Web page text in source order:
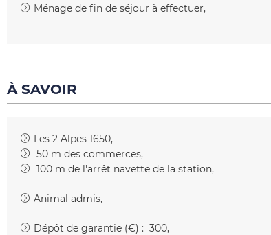
Ménage de fin de séjour à effectuer
À SAVOIR
Les 2 Alpes 1650
50 m des commerces
100 m de l'arrêt navette de la station
Animal admis
Dépôt de garantie (€) : 300